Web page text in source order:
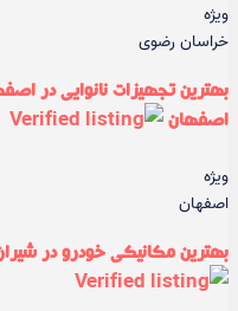
ویژه
خراسان رضوی
بهترین تجهیزات نانوایی در
اصفهان
ویژه
اصفهان
بهترین مکانیکی خودرو در شیراز -